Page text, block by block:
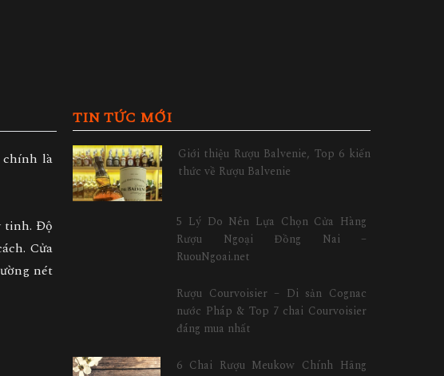
chính là
tinh. Độ
Cửa
nét
TIN TỨC MỚI
Giới thiệu Rượu Balvenie, Top 6 kiến
thức về Rượu Balvenie
5 Lý Do Nên Lựa Chọn Cửa Hàng
Rượu Ngoại Đồng Nai –
RuouNgoai.net
Rượu Courvoisier – Di sản Cognac
nước Pháp & Top 7 chai Courvoisier
đáng mua nhất
6 Chai Rượu Meukow Chính Hãng